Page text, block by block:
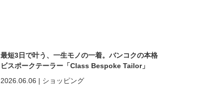
最短3日で叶う、一生モノの一着。バンコクの本格
ビスポークテーラー「Class Bespoke Tailor」
2026.06.06 | ショッピング